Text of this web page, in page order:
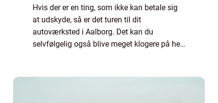
Hvis der er en ting, som ikke kan betale sig
at udskyde, så er det turen til dit
autoværksted i Aalborg. Det kan du
selvfølgelig også blive meget klogere på her.